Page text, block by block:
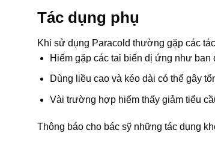
Tác dụng phụ
Khi sử dụng Paracold thường gặp các
Hiếm gặp các tai biến dị ứng như ban
Dùng liều cao và kéo dài có thể gây
Vài trường hợp hiếm thấy giảm tiểu
Thông báo cho bác sỹ những tác dụng